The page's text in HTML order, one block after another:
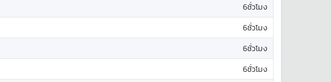
6ชั่วโมง
6ชั่วโมง
6ชั่วโมง
6ชั่วโมง